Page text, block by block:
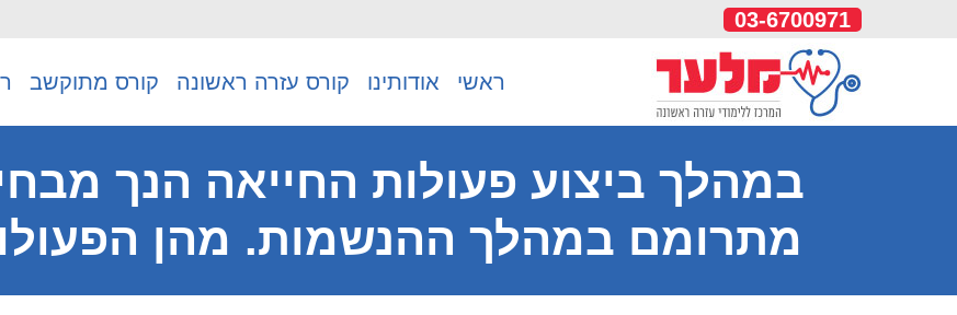
03-6700971
ראשי אודותינו קורס עזרה ראשונה קורס מתוקשב
במהלך ביצוע פעולות החייאה הנך
מתרומם במהלך ההנשמות. מהן